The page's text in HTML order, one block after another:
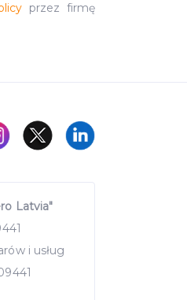
przez firmę
Latvia"
i usług